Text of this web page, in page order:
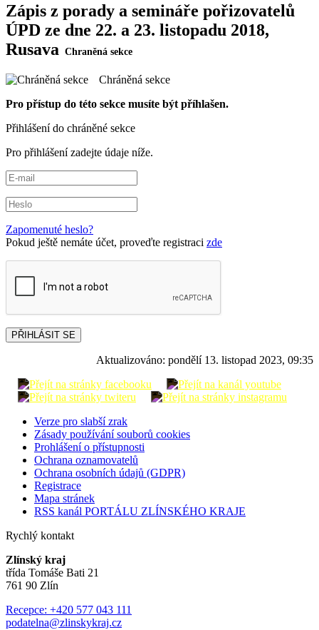
Zápis z porady a semináře pořizovatelů
ÚPD ze dne 22. a 23. listopadu 2018,
Rusava
Chráněná sekce
Pro přístup do této sekce musíte být příhlašen.
Přihlášení do chráněné sekce
Pro přihlášení zadejte údaje níže.
Zapomenuté heslo?
Pokud ještě nemáte účet, proveďte registraci zde
PŘIHLÁSIT SE
Aktualizováno: pondělí 13. listopad 2023, 09:35
Verze pro slabší zrak
Zásady používání souborů cookies
Prohlášení o přístupnosti
Ochrana oznamovatelů
Ochrana osobních údajů (GDPR)
Registrace
Mapa stránek
RSS kanál PORTÁLU ZLÍNSKÉHO KRAJE
Rychlý kontakt
Zlínský kraj
třída Tomáše Bati 21
761 90 Zlín
Recepce: +420 577 043 111
podatelna@zlinskykraj.cz